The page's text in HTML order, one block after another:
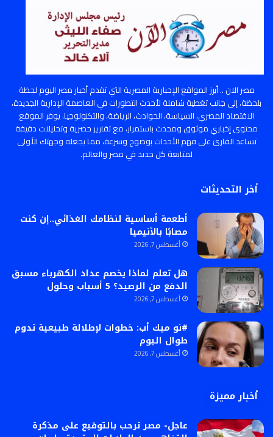
مصر الان .. أبرز المواقع الإخبارية المصرية التي تقدم أخبار مصر اليوم لحظة
بلحظة، إلى جانب تغطية شاملة لأحدث التطورات في العاصمة الإدارية الجديدة،
الاقتصاد المصري، السياسة، الحوادث، الرياضة، والتكنولوجيا. يوفر الموقع
محتوى إخباري موثوق ومحدث باستمرار، مع تقارير حصرية وتحليلات دقيقة
تساعد القارئ على فهم الأحداث بوضوح وسرعة، مما يجعله وجهتك الأولى
لمتابعة كل جديد في مصر والعالم.
أخر التحديثات
أطعمة أساسية لنظامك الغذائي..إن كنت
مصابًا بالأنيميا
أغسطس 7, 2026
هل تعلم لماذا يخصم عداد الكهرباء مسبق
الدفع من الرصيد؟ 5 أسباب وحلول
أغسطس 7, 2026
#نو ميك أب: خطوات لإطلالة طبيعية تدوم
طوال اليوم
أغسطس 7, 2026
أخبار مميزة
عاجل- مصر ترحب بالتوقيع على مذكرة